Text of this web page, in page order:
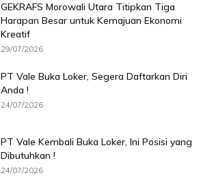
GEKRAFS Morowali Utara Titipkan Tiga
Harapan Besar untuk Kemajuan Ekonomi
Kreatif
29/07/2026
PT Vale Buka Loker, Segera Daftarkan Diri
Anda !
24/07/2026
PT Vale Kembali Buka Loker, Ini Posisi yang
Dibutuhkan !
24/07/2026